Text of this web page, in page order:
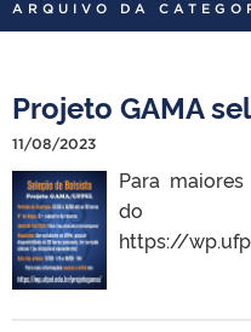
CONCURSOS
OUVIDORIA
TELEFONES
ARQUIVO DA
Projeto GAMA
11/08/2023
Para
do
https://